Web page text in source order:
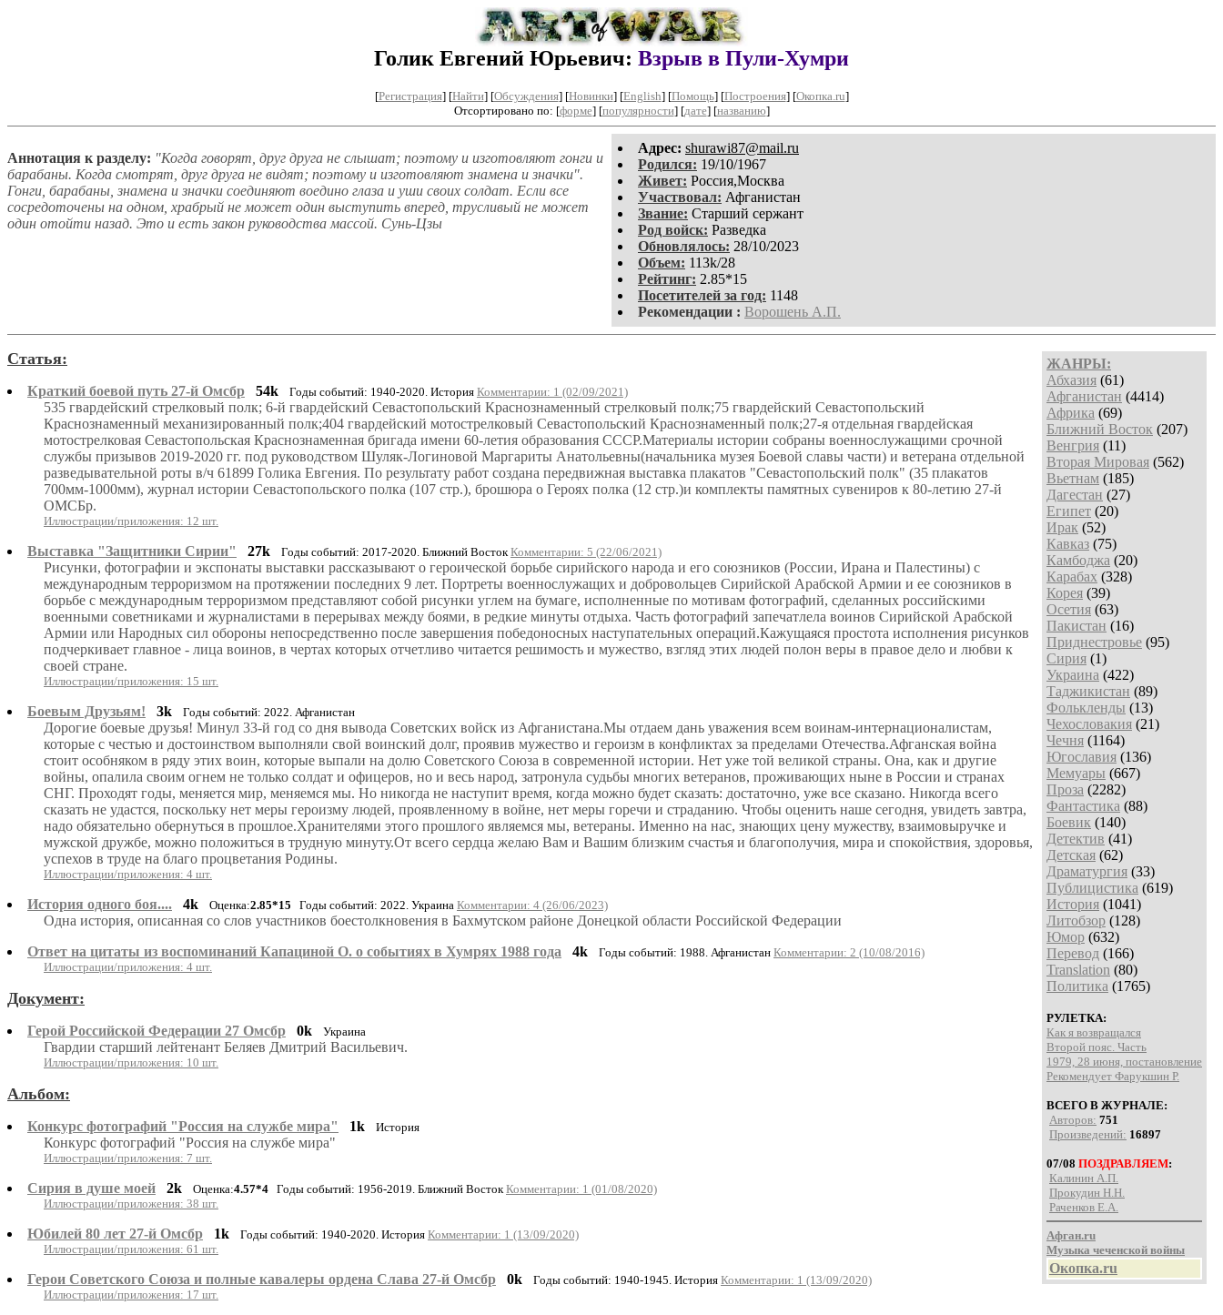
Голик Евгений Юрьевич: Взрыв в Пули-Хумри
[Регистрация] [Найти] [Обсуждения] [Новинки] [English] [Помощь] [Построения] [Окопка.ru]
Отсортировано по: [форме] [популярности] [дате] [названию]
Aдpeс: shurawi87@mail.ru
Родился: 19/10/1967
Живет: Россия,Москва
Участвовал: Афганистан
Звание: Старший сержант
Род войск: Разведка
Обновлялось: 28/10/2023
Объем: 113k/28
Рейтинг: 2.85*15
Посетителей за год: 1148
Рекомендации : Ворошень А.П.
Аннотация к разделу: "Когда говорят, друг друга не слышат; поэтому и изготовляют гонги и
барабаны. Когда смотрят, друг друга не видят; поэтому и изготовляют знамена и значки".
Гонги, барабаны, знамена и значки соединяют воедино глаза и уши своих солдат. Если все
сосредоточены на одном, храбрый не может один выступить вперед, трусливый не может
один отойти назад. Это и есть закон руководства массой. Сунь-Цзы
ЖАНРЫ:
Абхазия (61)
Афганистан (4414)
Африка (69)
Ближний Восток (207)
Венгрия (11)
Вторая Мировая (562)
Вьетнам (185)
Дагестан (27)
Египет (20)
Ирак (52)
Кавказ (75)
Камбоджа (20)
Карабах (328)
Корея (39)
Осетия (63)
Пакистан (16)
Приднестровье (95)
Сирия (1)
Украина (422)
Таджикистан (89)
Фолькленды (13)
Чехословакия (21)
Чечня (1164)
Югославия (136)
Мемуары (667)
Проза (2282)
Фантастика (88)
Боевик (140)
Детектив (41)
Детская (62)
Драматургия (33)
Публицистика (619)
История (1041)
Литобзор (128)
Юмор (632)
Перевод (166)
Translation (80)
Политика (1765)
РУЛЕТКА:
Как я возвращался
Второй пояс. Часть
1979, 28 июня, постановление
Рекомендует Фарукшин Р.
ВСЕГО В ЖУРНАЛЕ:
Авторов: 751
Произведений: 16897
07/08 ПОЗДРАВЛЯЕМ:
Калинин А.П.
Прокудин Н.Н.
Раченков Е.А.
Афган.ru
Музыка чеченской войны
Окопка.ru
Статья:
Краткий боевой путь 27-й Омсбр 54k Годы событий: 1940-2020. История Комментарии: 1 (02/09/2021)
535 гвардейский стрелковый полк; 6-й гвардейский Севастопольский Краснознаменный стрелковый полк;75 гвардейский Севастопольский
Краснознаменный механизированный полк;404 гвардейский мотострелковый Севастопольский Краснознаменный полк;27-я отдельная гвардейская
мотострелковая Севастопольская Краснознаменная бригада имени 60-летия образования СССР.Материалы истории собраны военнослужащими срочной
службы призывов 2019-2020 гг. под руководством Шуляк-Логиновой Маргариты Анатольевны(начальника музея Боевой славы части) и ветерана отдельной
разведывательной роты в/ч 61899 Голика Евгения. По результату работ создана передвижная выставка плакатов "Севастопольский полк" (35 плакатов
700мм-1000мм), журнал истории Севастопольского полка (107 стр.), брошюра о Героях полка (12 стр.)и комплекты памятных сувениров к 80-летию 27-й
ОМСБр.
Иллюстрации/приложения: 12 шт.
Выставка "Защитники Сирии" 27k Годы событий: 2017-2020. Ближний Восток Комментарии: 5 (22/06/2021)
Рисунки, фотографии и экспонаты выставки рассказывают о героической борьбе сирийского народа и его союзников (России, Ирана и Палестины) с
международным терроризмом на протяжении последних 9 лет. Портреты военнослужащих и добровольцев Сирийской Арабской Армии и ее союзников в
борьбе с международным терроризмом представляют собой рисунки углем на бумаге, исполненные по мотивам фотографий, сделанных российскими
военными советниками и журналистами в перерывах между боями, в редкие минуты отдыха. Часть фотографий запечатлела воинов Сирийской Арабской
Армии или Народных сил обороны непосредственно после завершения победоносных наступательных операций.Кажущаяся простота исполнения рисунков
подчеркивает главное - лица воинов, в чертах которых отчетливо читается решимость и мужество, взгляд этих людей полон веры в правое дело и любви к
своей стране.
Иллюстрации/приложения: 15 шт.
Боевым Друзьям! 3k Годы событий: 2022. Афганистан
Дорогие боевые друзья! Минул 33-й год со дня вывода Советских войск из Афганистана.Мы отдаем дань уважения всем воинам-интернационалистам,
которые с честью и достоинством выполняли свой воинский долг, проявив мужество и героизм в конфликтах за пределами Отечества.Афганская война
стоит особняком в ряду этих воин, которые выпали на долю Советского Союза в современной истории. Нет уже той великой страны. Она, как и другие
войны, опалила своим огнем не только солдат и офицеров, но и весь народ, затронула судьбы многих ветеранов, проживающих ныне в России и странах
СНГ. Проходят годы, меняется мир, меняемся мы. Но никогда не наступит время, когда можно будет сказать: достаточно, уже все сказано. Никогда всего
сказать не удастся, поскольку нет меры героизму людей, проявленному в войне, нет меры горечи и страданию. Чтобы оценить наше сегодня, увидеть завтра,
надо обязательно обернуться в прошлое.Хранителями этого прошлого являемся мы, ветераны. Именно на нас, знающих цену мужеству, взаимовыручке и
мужской дружбе, можно положиться в трудную минуту.От всего сердца желаю Вам и Вашим близким счастья и благополучия, мира и спокойствия, здоровья,
успехов в труде на благо процветания Родины.
Иллюстрации/приложения: 4 шт.
История одного боя.... 4k Оценка:2.85*15 Годы событий: 2022. Украина Комментарии: 4 (26/06/2023)
Одна история, описанная со слов участников боестолкновения в Бахмутском районе Донецкой области Российской Федерации
Ответ на цитаты из воспоминаний Капациной О. о событиях в Хумрях 1988 года
4k Годы событий: 1988. Афганистан Комментарии: 2 (10/08/2016)
Иллюстрации/приложения: 4 шт.
Документ:
Герой Российской Федерации 27 Омсбр 0k Украина
Гвардии старший лейтенант Беляев Дмитрий Васильевич.
Иллюстрации/приложения: 10 шт.
Альбом:
Конкурс фотографий "Россия на службе мира" 1k История
Конкурс фотографий "Россия на службе мира"
Иллюстрации/приложения: 7 шт.
Сирия в душе моей 2k Оценка:4.57*4 Годы событий: 1956-2019. Ближний Восток Комментарии: 1 (01/08/2020)
Иллюстрации/приложения: 38 шт.
Юбилей 80 лет 27-й Омсбр 1k Годы событий: 1940-2020. История Комментарии: 1 (13/09/2020)
Иллюстрации/приложения: 61 шт.
Герои Советского Союза и полные кавалеры ордена Слава 27-й Омсбр 0k Годы событий: 1940-1945. История Комментарии: 1 (13/09/2020)
Иллюстрации/приложения: 17 шт.